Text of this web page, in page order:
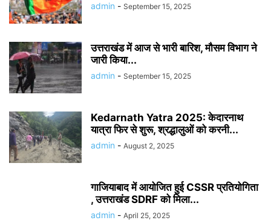
admin - September 15, 2025
उत्तराखंड में आज से भारी बारिश, मौसम विभाग ने
जारी किया...
admin - September 15, 2025
Kedarnath Yatra 2025: केदारनाथ
यात्रा फिर से शुरू, श्रद्धालुओं को करनी...
admin - August 2, 2025
गाजियाबाद में आयोजित हुई CSSR प्रतियोगिता
, उत्तराखंड SDRF को मिला...
admin - April 25, 2025